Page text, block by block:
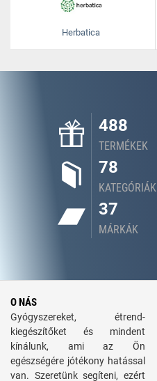
Herbatica
488
TERMÉKEK
78
KATEGÓRIÁK
37
MÁRKÁK
O NÁS
Gyógyszereket, étrend-
kiegészítőket és mindent
kínálunk, ami az Ön
egészségére jótékony hatással
van. Szeretünk segíteni, ezért